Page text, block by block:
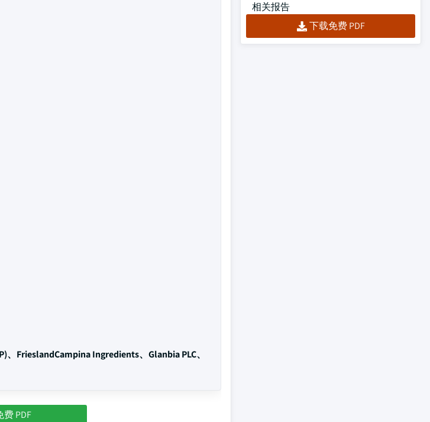
FrieslandCampina Ingredients、Glanbia PLC、
PDF
相关报告
下载免费 PDF